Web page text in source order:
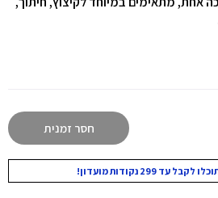
חסר זמנית
עד 299 נקודות מועדון!